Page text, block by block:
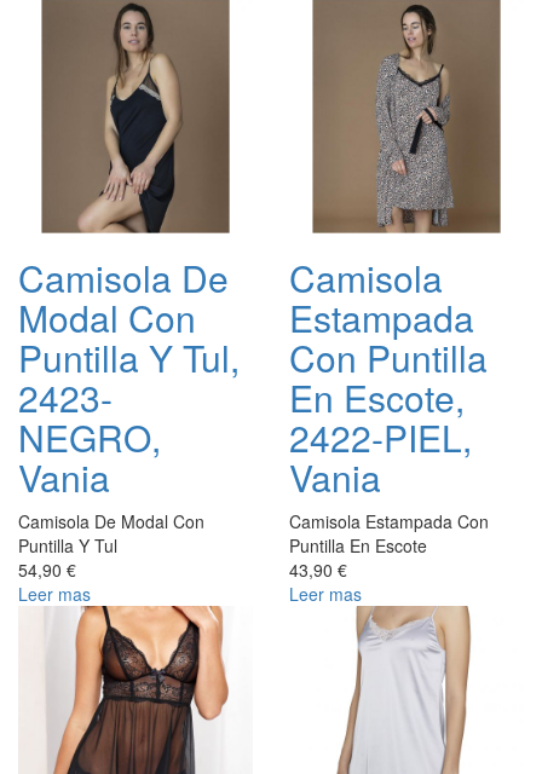
Camisola De
Modal Con
Puntilla Y Tul,
2423-
NEGRO,
Vania
Camisola De Modal Con
Puntilla Y Tul
54,90 €
Leer mas
Camisola
Estampada
Con Puntilla
En Escote,
2422-PIEL,
Vania
Camisola Estampada Con
Puntilla En Escote
43,90 €
Leer mas